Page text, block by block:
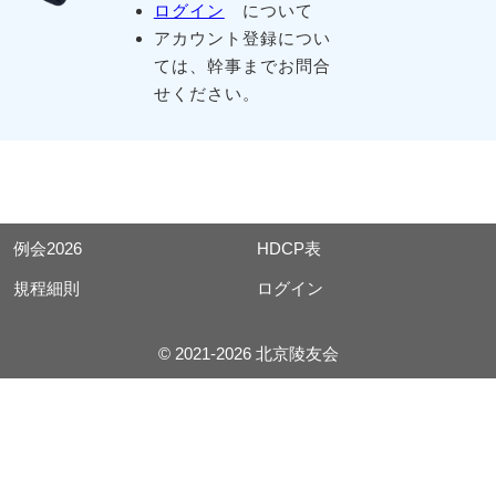
ログイン
について
アカウント登録につい
ては、幹事までお問合
せください。
例会2026 HDCP表
規程細則 ログイン
© 2021-2026 北京陵友会